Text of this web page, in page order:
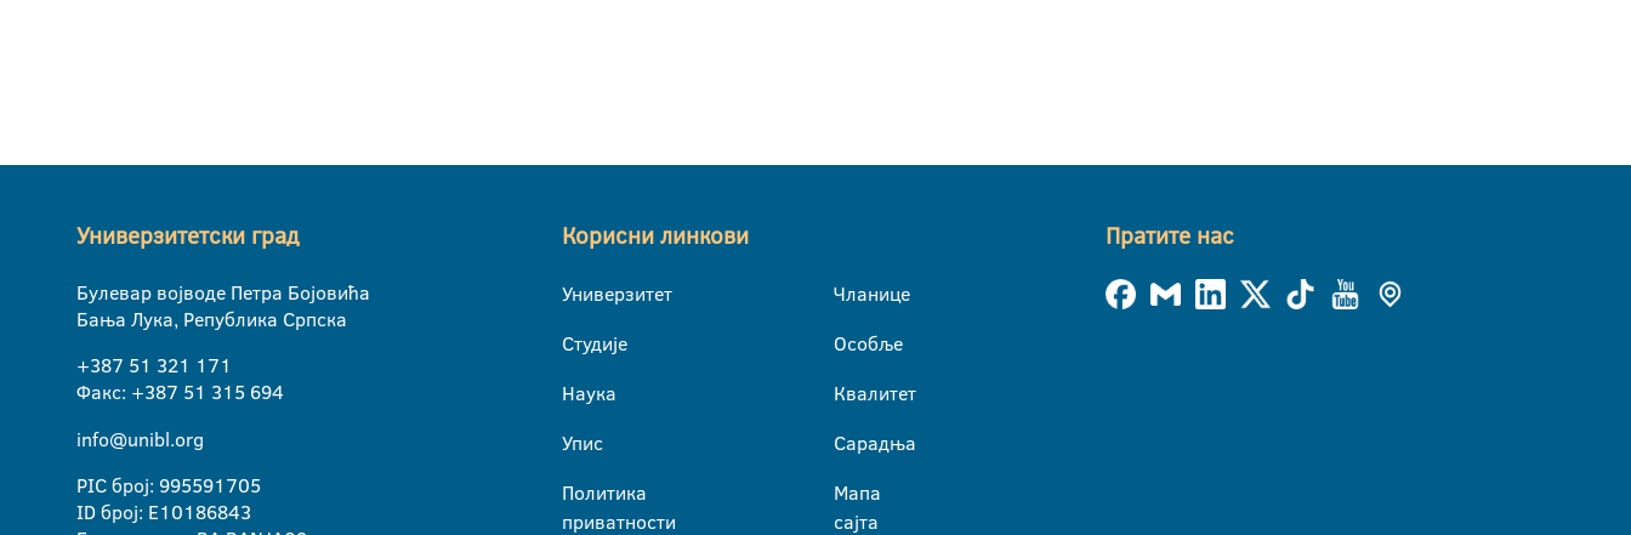
Универзитетски град
Булевар војводе Петра Бојовића
Бања Лука, Република Српска
+387 51 321 171
Факс: +387 51 315 694
info@unibl.org
PIC број: 995591705
ID број: E10186843
Корисни линкови
Универзитет
Студије
Наука
Упис
Политика
приватности
Чланице
Особље
Квалитет
Сарадња
Мапа
сајта
Пратите нас